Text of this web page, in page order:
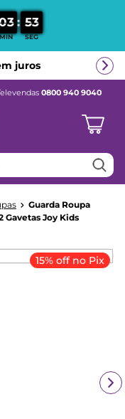
3
MIN
: 53
SEG
juros
0800 940 9040
Guarda Roupa
Gavetas Joy Kids
15% off no Pix